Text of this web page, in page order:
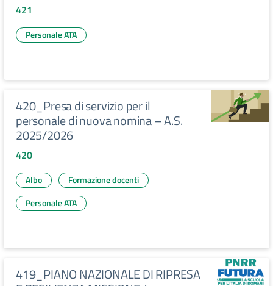
421
Personale ATA
420_Presa di servizio per il
personale di nuova nomina – A.S.
2025/2026
420
Albo
Formazione docenti
Personale ATA
419_PIANO NAZIONALE DI RIPRESA